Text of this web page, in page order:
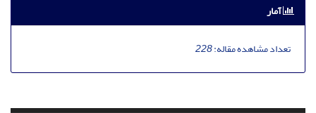
آمار
تعداد مشاهده مقاله:228